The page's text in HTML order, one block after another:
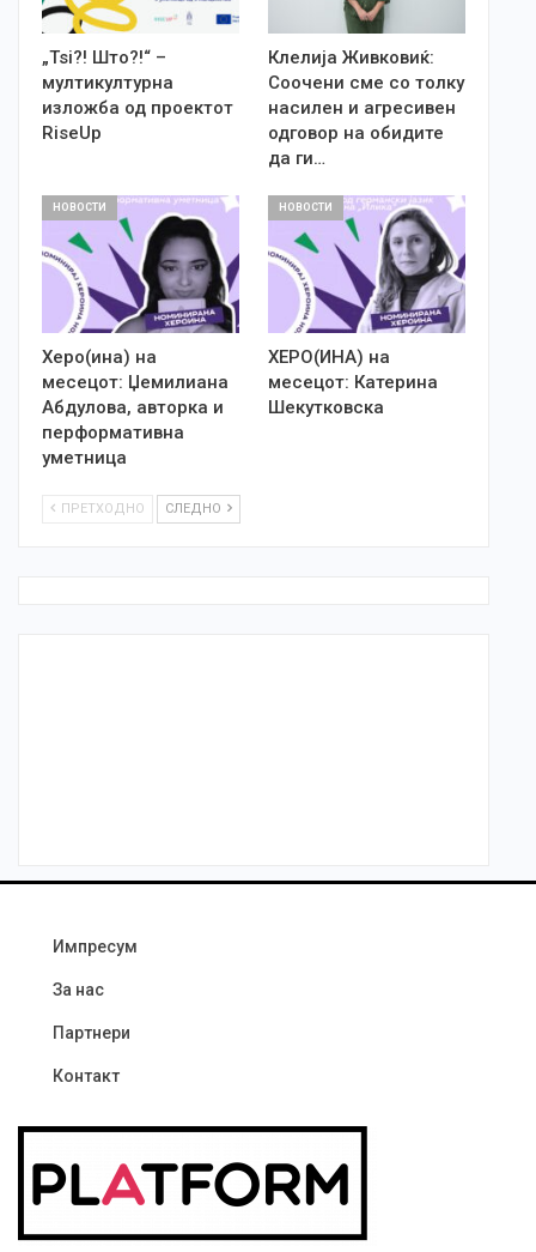
„Tsi?! Што?!“ –
мултикултурна
изложба од проектот
RiseUp
Клелија Живковиќ:
Соочени сме со толку
насилен и агресивен
одговор на обидите
да ги…
НОВОСТИ
Херо(ина) на
месецот: Џемилиана
Абдулова, авторка и
перформативна
уметница
НОВОСТИ
ХЕРО(ИНА) на
месецот: Катерина
Шекутковска
ПРЕТХОДНО СЛЕДНО
Импресум
За нас
Партнери
Контакт